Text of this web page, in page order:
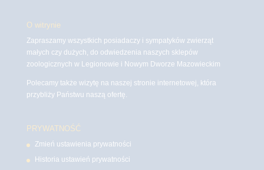
O witrynie
Zapraszamy wszystkich posiadaczy i sympatyków zwierząt
małych czy dużych, do odwiedzenia naszych sklepów
zoologicznych w Legionowie i Nowym Dworze Mazowieckim
Polecamy także wizytę na naszej stronie internetowej, która
przybliży Państwu naszą ofertę.
PRYWATNOŚĆ
Zmień ustawienia prywatności
Historia ustawień prywatności